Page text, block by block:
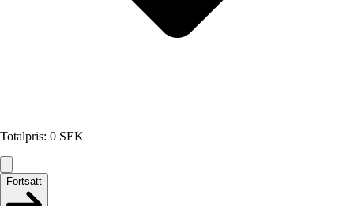
Totalpris: 0 SEK
Fortsätt